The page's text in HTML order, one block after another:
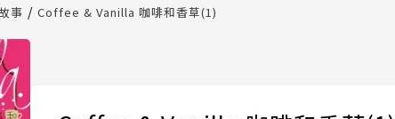
讀資產合併與書櫃開通申請
事 Coffee & Vanilla 咖啡和香草(1)